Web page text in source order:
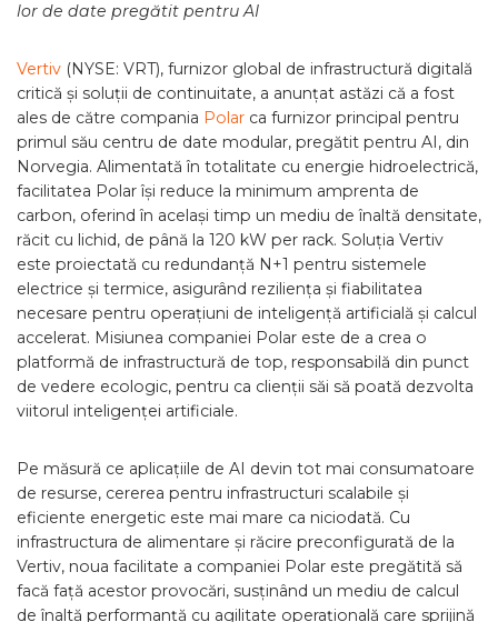
lor de date pregătit pentru AI
Vertiv (NYSE: VRT), furnizor global de infrastructură digitală
critică și soluții de continuitate, a anunțat astăzi că a fost
ales de către compania Polar ca furnizor principal pentru
primul său centru de date modular, pregătit pentru AI, din
Norvegia. Alimentată în totalitate cu energie hidroelectrică,
facilitatea Polar își reduce la minimum amprenta de
carbon, oferind în același timp un mediu de înaltă densitate,
răcit cu lichid, de până la 120 kW per rack. Soluția Vertiv
este proiectată cu redundanță N+1 pentru sistemele
electrice și termice, asigurând reziliența și fiabilitatea
necesare pentru operațiuni de inteligență artificială și calcul
accelerat. Misiunea companiei Polar este de a crea o
platformă de infrastructură de top, responsabilă din punct
de vedere ecologic, pentru ca clienții săi să poată dezvolta
viitorul inteligenței artificiale.
Pe măsură ce aplicațiile de AI devin tot mai consumatoare
de resurse, cererea pentru infrastructuri scalabile și
eficiente energetic este mai mare ca niciodată. Cu
infrastructura de alimentare și răcire preconfigurată de la
Vertiv, noua facilitate a companiei Polar este pregătită să
facă față acestor provocări, susținând un mediu de calcul
de înaltă performanță cu agilitate operațională care sprijină